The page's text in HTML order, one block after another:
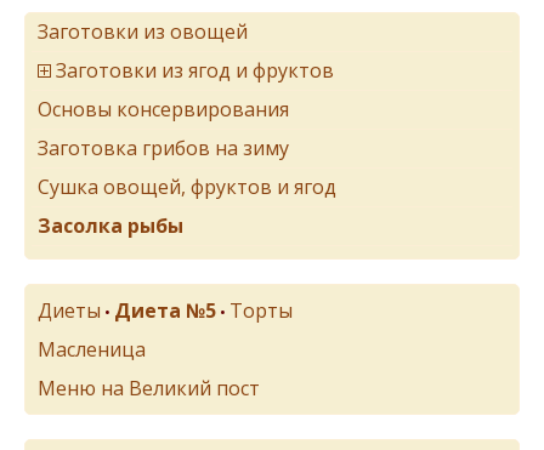
Заготовки из овощей
Заготовки из ягод и фруктов
Основы консервирования
Заготовка грибов на зиму
Сушка овощей, фруктов и ягод
Засолка рыбы
Диеты • Диета №5 • Торты
Масленица
Меню на Великий пост